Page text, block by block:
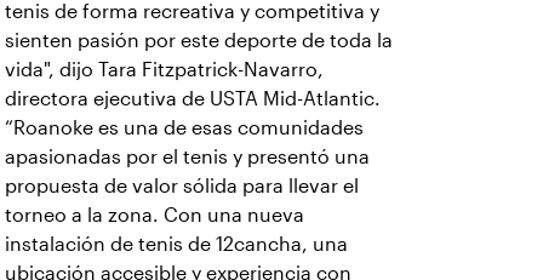
tenis de forma recreativa y competitiva y
sienten pasión por este deporte de toda la
vida", dijo Tara Fitzpatrick-Navarro,
directora ejecutiva de USTA Mid-Atlantic.
“Roanoke es una de esas comunidades
apasionadas por el tenis y presentó una
propuesta de valor sólida para llevar el
torneo a la zona. Con una nueva
instalación de tenis de 12cancha, una
ubicación accesible y experiencia con